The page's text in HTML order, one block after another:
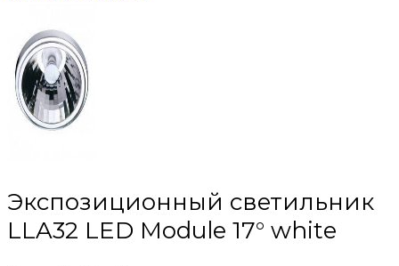
Экспозиционный светильник
LLA32 LED Module 17° white